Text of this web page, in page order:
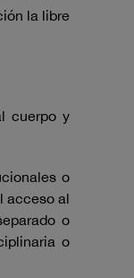
la libre
cuerpo y
o
acceso al
o
o